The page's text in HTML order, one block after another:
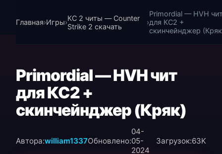
Главная›Игры›КС 2 читы — Counter
Strike 2 скачать
›
Primordial — HVH
для КС2 +
скинчейнджер
Primordial — HVH чит
для КС2 +
скинчейнджер (Кряк)
Автора:william1337Обновлено:
04-
05-
2024
Загрузок:63K